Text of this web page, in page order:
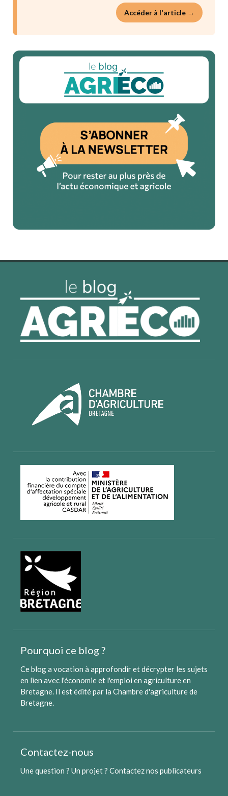
Accéder à l'article →
Pourquoi ce blog ?
Ce blog a vocation à approfondir et décrypter les sujets
en lien avec l'économie et l'emploi en agriculture en
Bretagne. Il est édité par la Chambre d'agriculture de
Bretagne.
Contactez-nous
Une question ? Un projet ? Contactez nos publicateurs